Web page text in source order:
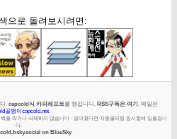
으로 돌려보시려면:
. capcold식 카피레프트를 챙깁니다. RSS구독은 여기. 메일은
골뱅이capcold.net.
을 막거나 삭제하지 않습니다 - 없어졌다면 자동필터링 임시함에 있을겁니
다.
on BlueSky